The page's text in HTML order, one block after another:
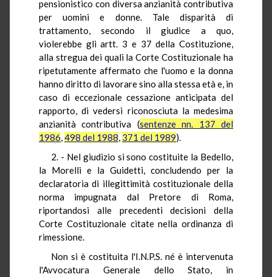
pensionistico con diversa anzianità contributiva
per uomini e donne. Tale disparità di
trattamento, secondo il giudice a quo,
violerebbe gli artt. 3 e 37 della Costituzione,
alla stregua dei quali la Corte Costituzionale ha
ripetutamente affermato che l'uomo e la donna
hanno diritto di lavorare sino alla stessa età e, in
caso di eccezionale cessazione anticipata del
rapporto, di vedersi riconosciuta la medesima
anzianità contributiva (sentenze nn. 137 del
1986,498 del 1988, 371 del 1989).
2. - Nel giudizio si sono costituite la Bedello,
la Morelli e la Guidetti, concludendo per la
declaratoria di illegittimità costituzionale della
norma impugnata dal Pretore di Roma,
riportandosi alle precedenti decisioni della
Corte Costituzionale citate nella ordinanza di
rimessione.
Non si è costituita l'I.N.P.S. né è intervenuta
l'Avvocatura Generale dello Stato, in